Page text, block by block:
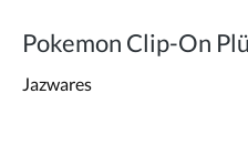
Pokemon Clip-On
Jazwares